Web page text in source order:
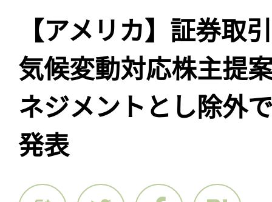
【アメリカ】証券取
気候変動対応株主提
ネジメントとし除外
発表